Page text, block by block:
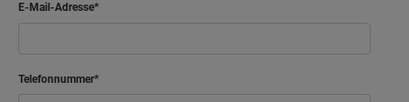
E-Mail-Adresse
Telefonnummer